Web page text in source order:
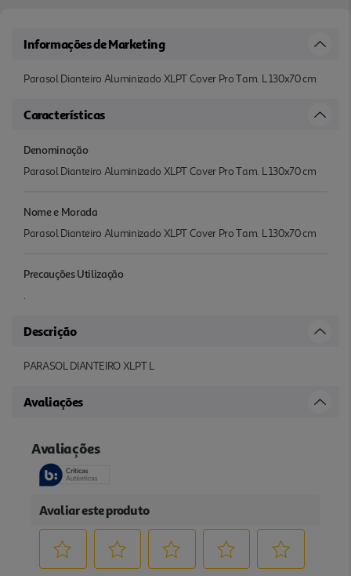
Informações de Marketing
Parasol Dianteiro Aluminizado XLPT Cover Pro Tam. L 130x70 cm
Características
Denominação
Parasol Dianteiro Aluminizado XLPT Cover Pro Tam. L 130x70 cm
Nome e Morada
Parasol Dianteiro Aluminizado XLPT Cover Pro Tam. L 130x70 cm
Precauções Utilização
.
Descrição
PARASOL DIANTEIRO XLPT L
Avaliações